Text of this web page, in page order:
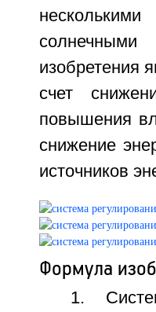
изобретения
счет
повышения
снижение
источников
Формула
1.